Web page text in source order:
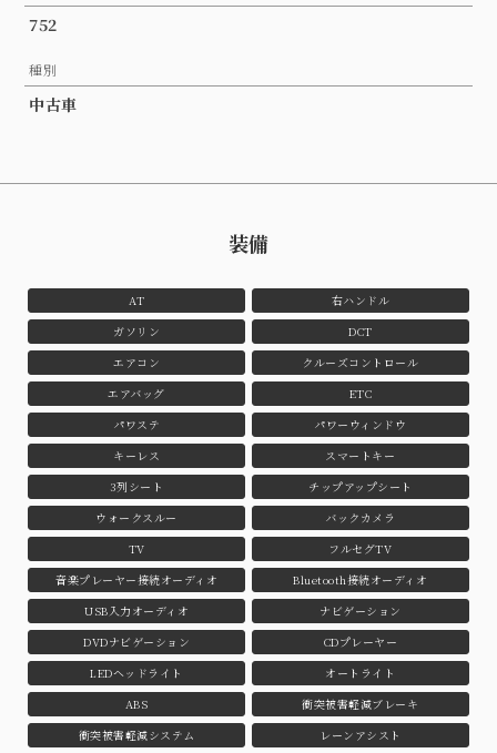
752
種別
中古車
装備
AT
右ハンドル
ガソリン
DCT
エアコン
クルーズコントロール
エアバッグ
ETC
パワステ
パワーウィンドウ
キーレス
スマートキー
3列シート
チップアップシート
ウォークスルー
バックカメラ
TV
フルセグTV
音楽プレーヤー接続オーディオ
Bluetooth接続オーディオ
USB入力オーディオ
ナビゲーション
DVDナビゲーション
CDプレーヤー
LEDヘッドライト
オートライト
ABS
衝突被害軽減ブレーキ
衝突被害軽減システム
レーンアシスト